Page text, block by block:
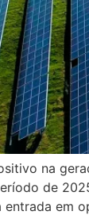
na
de
em